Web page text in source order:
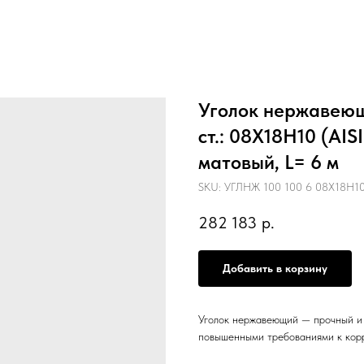
Уголок
ст.: 08Х18Н10
матовый, L= 6 м
SKU: УГЛНЖ 100 100 6
282 183 р.
Добавить в корзину
Уголок нержавеющий — прочный и
повышенными требованиями к